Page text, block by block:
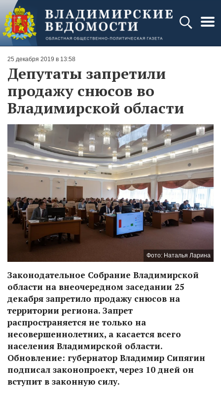
25 декабря 2019 в 13:58
Депутаты запретили
продажу снюсов во
Владимирской области
Фото: Наталья Ларина
Законодательное Собрание Владимирской
области на внеочередном заседании 25
декабря запретило продажу снюсов на
территории региона. Запрет
распространяется не только на
несовершеннолетних, а касается всего
населения Владимирской области.
Обновление: губернатор Владимир Сипягин
подписал законопроект, через 10 дней он
вступит в законную силу.